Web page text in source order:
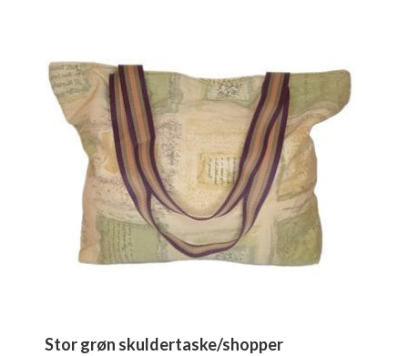
Stor grøn skuldertaske/shopper